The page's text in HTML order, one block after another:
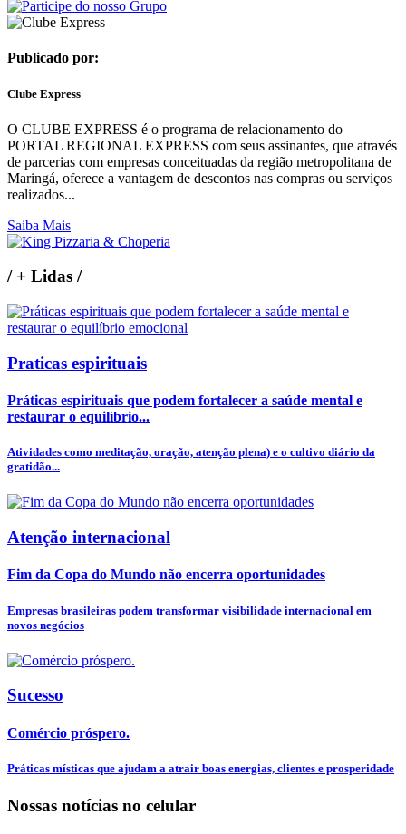
Publicado por:
Clube Express
O CLUBE EXPRESS é o programa de relacionamento do
PORTAL REGIONAL EXPRESS com seus assinantes, que através
de parcerias com empresas conceituadas da região metropolitana de
Maringá, oferece a vantagem de descontos nas compras ou serviços
realizados...
Saiba Mais
/+ Lidas /
Praticas espirituais
Práticas espirituais que podem fortalecer a saúde mental e
restaurar o equilíbrio...
Atividades como meditação, oração, atenção plena) e o cultivo diário da
gratidão...
Atenção internacional
Fim da Copa do Mundo não encerra oportunidades
Empresas brasileiras podem transformar visibilidade internacional em
novos negócios
Sucesso
Comércio próspero.
Práticas místicas que ajudam a atrair boas energias, clientes e prosperidade
Nossas notícias no celular